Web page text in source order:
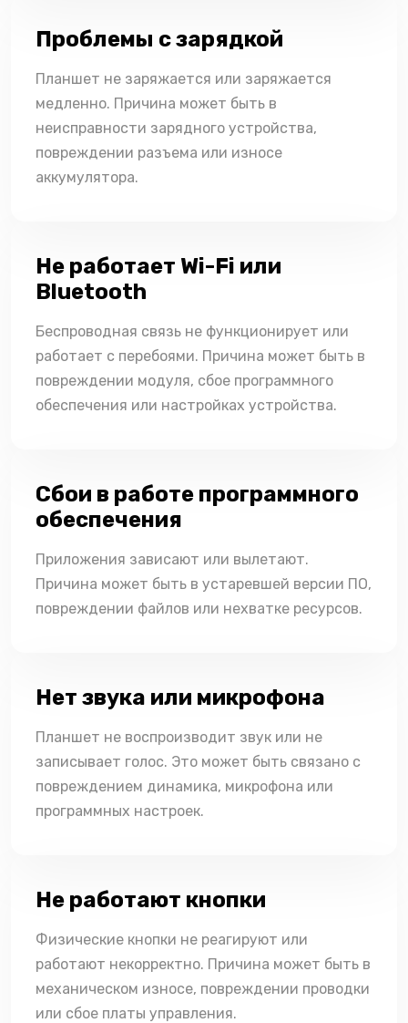
Проблемы с зарядкой
Планшет не заряжается или заряжается
медленно. Причина может быть в
неисправности зарядного устройства,
повреждении разъема или износе
аккумулятора.
Не работает Wi-Fi или
Bluetooth
Беспроводная связь не функционирует или
работает с перебоями. Причина может быть в
повреждении модуля, сбое программного
обеспечения или настройках устройства.
Сбои в работе программного
обеспечения
Приложения зависают или вылетают.
Причина может быть в устаревшей версии ПО,
повреждении файлов или нехватке ресурсов.
Нет звука или микрофона
Планшет не воспроизводит звук или не
записывает голос. Это может быть связано с
повреждением динамика, микрофона или
программных настроек.
Не работают кнопки
Физические кнопки не реагируют или
работают некорректно. Причина может быть в
механическом износе, повреждении проводки
или сбое платы управления.